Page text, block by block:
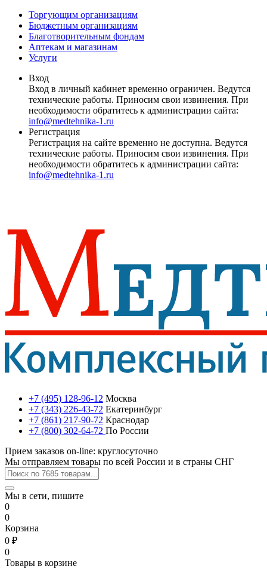
Торгующим организациям
Бюджетным организациям
Благотворительным фондам
Аптекам и магазинам
Услуги
Вход
Вход в личный кабинет временно ограничен. Ведутся
технические работы. Приносим свои извинения. При
необходимости обратитесь к администрации сайта:
info@medtehnika-1.ru
Регистрация
Регистрация на сайте временно не доступна. Ведутся
технические работы. Приносим свои извинения. При
необходимости обратитесь к администрации сайта:
info@medtehnika-1.ru
+7 (495) 128-96-12 Москва
+7 (343) 226-43-72 Екатеринбург
+7 (861) 217-90-72 Краснодар
+7 (800) 302-64-72 По России
Прием заказов on-line: круглосуточно
Мы отправляем товары по всей России и в страны СНГ
Мы в сети, пишите
0
0
Корзина
0 ₽
0
Товары в корзине